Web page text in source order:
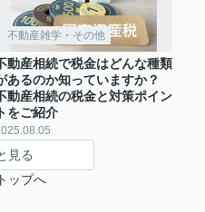
不動産雑学・その他
動産相続で税金はどんな種類
あるのか知っていますか？
動産相続の税金と対策ポイン
トをご紹介
見る
ップへ